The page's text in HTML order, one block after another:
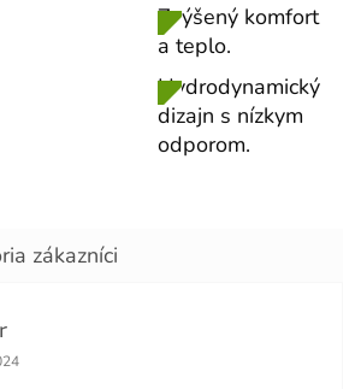
Zvýšený komfort
a teplo.
Hydrodynamický
dizajn s nízkym
odporom.
obchodu je 4 z 5 hviezdičiek.